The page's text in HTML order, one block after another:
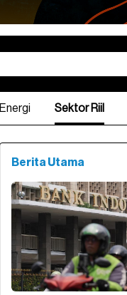
Energi Sektor Riil
Berita Utama